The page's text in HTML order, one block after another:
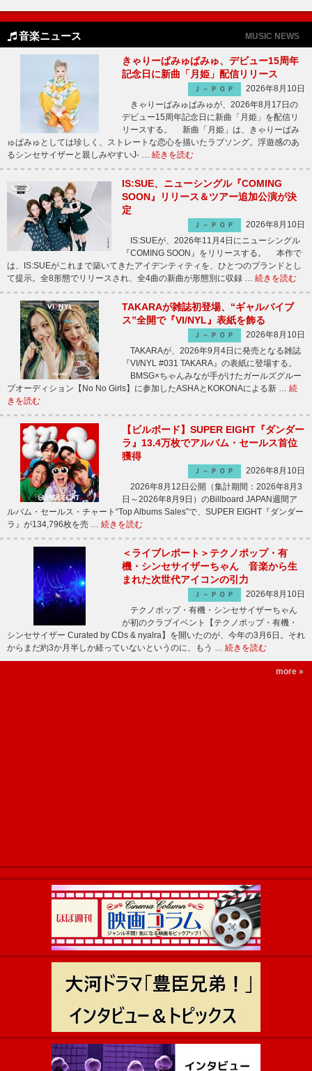
音楽ニュース MUSIC NEWS
きゃりーぱみゅぱみゅ、デビュー15周年
記念日に新曲「月姫」配信リリース
Ｊ－ＰＯＰ
2026年8月10日
きゃりーぱみゅぱみゅが、2026年8月17日の
デビュー15周年記念日に新曲「月姫」を配信リ
リースする。 新曲「月姫」は、きゃりーぱみ
ゅぱみゅとしては珍しく、ストレートな恋心を描いたラブソング。浮遊感のあ
るシンセサイザーと親しみやすいJ- … 続きを読む
IS:SUE、ニューシングル『COMING
SOON』リリース＆ツアー追加公演が決
定
Ｊ－ＰＯＰ
2026年8月10日
IS:SUEが、2026年11月4日にニューシングル
『COMING SOON』をリリースする。 本作で
は、IS:SUEがこれまで築いてきたアイデンティティを、ひとつのブランドとし
て提示。全8形態でリリースされ、全4曲の新曲が形態別に収録 … 続きを読む
TAKARAが雑誌初登場、“ギャルバイブ
ス”全開で『VI/NYL』表紙を飾る
Ｊ－ＰＯＰ
2026年8月10日
TAKARAが、2026年9月4日に発売となる雑誌
『VI/NYL #031 TAKARA』の表紙に登場する。
BMSG×ちゃんみなが手がけたガールズグルー
プオーディション【No No Girls】に参加したASHAとKOKONAによる新 … 続
きを読む
【ビルボード】SUPER EIGHT『ダンダー
ラ』13.4万枚でアルバム・セールス首位
獲得
Ｊ－ＰＯＰ
2026年8月10日
2026年8月12日公開（集計期間：2026年8月3
日～2026年8月9日）のBillboard JAPAN週間ア
ルバム・セールス・チャート“Top Albums Sales”で、SUPER EIGHT『ダンダー
ラ』が134,796枚を売 … 続きを読む
＜ライブレポート＞テクノポップ・有
機・シンセサイザーちゃん 音楽から生
まれた次世代アイコンの引力
Ｊ－ＰＯＰ
2026年8月10日
テクノポップ・有機・シンセサイザーちゃん
が初のクラブイベント【テクノポップ・有機・
シンセサイザー Curated by CDs & nyalra】を開いたのが、今年の3月6日。それ
からまだ約3か月半しか経っていないというのに、もう … 続きを読む
more »